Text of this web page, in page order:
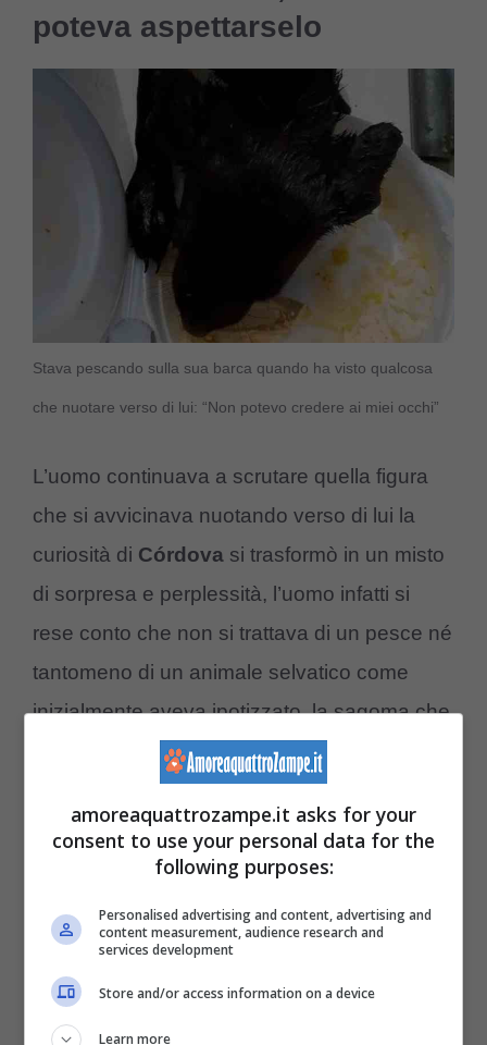
poteva aspettarselo
Stava pescando sulla sua barca quando ha visto qualcosa
che nuotare verso di lui: “Non potevo credere ai miei occhi”
L’uomo continuava a scrutare quella figura
che si avvicinava nuotando verso di lui la
curiosità di Córdova si trasformò in un misto
di sorpresa e perplessità, l’uomo infatti si
rese conto che non si trattava di un pesce né
tantomeno di un animale selvatico come
inizialmente aveva ipotizzato, la sagoma che
nuotava verso di lui era sempre più
misteriosa rivelandosi infine per quello che
era: un cucciolo di cane esausto che con
un’espressione ansiosa ma fiduciosa
sembrava avere un obiettivo preciso ovvero
raggiungere la barca.
amoreaquattrozampe.it asks for your
consent to use your personal data for the
following purposes:
Personalised advertising and content, advertising and
content measurement, audience research and
services development
Store and/or access information on a device
Learn more